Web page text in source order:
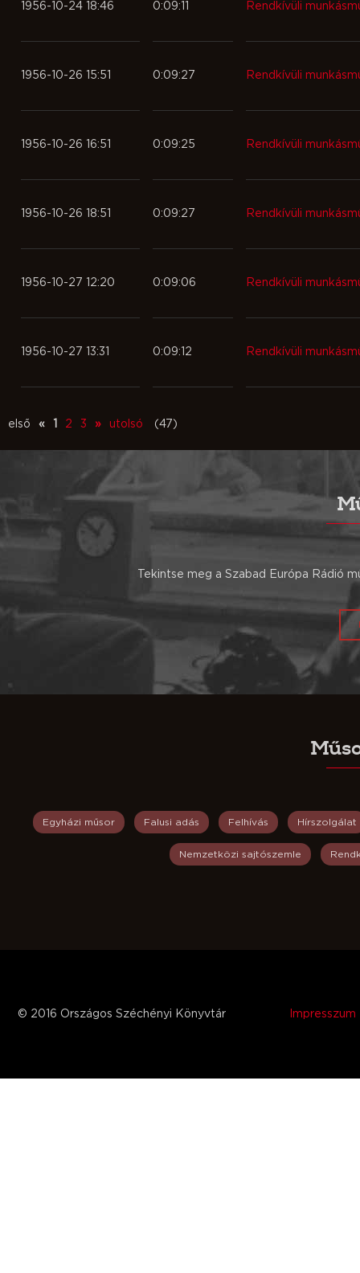
1956-10-24 18:46 0:09:11 Rendkívüli
1956-10-26 15:51 0:09:27 Rendkívüli
1956-10-26 16:51 0:09:25 Rendkívüli
1956-10-26 18:51 0:09:27 Rendkívüli
1956-10-27 12:20 0:09:06 Rendkívüli
1956-10-27 13:31 0:09:12 Rendkívüli
első « 2 3 » utolsó (47)
Tekintse meg a Szabad Európa Rádió
Egyházi műsor Falusi adás Felhívás Hírszolgálat
Nemzetközi sajtószemle
© 2016 Országos Széchényi Könyvtár Impresszum